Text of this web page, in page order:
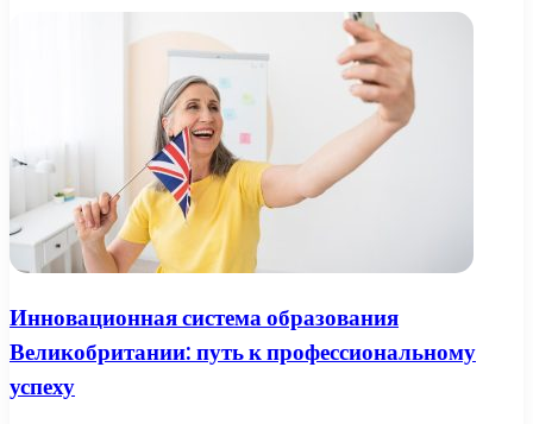
Инновационная система образования
Великобритании: путь к профессиональному
успеху